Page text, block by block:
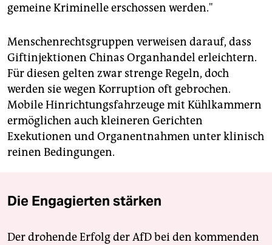
gemeine Kriminelle erschossen werden."
Menschenrechtsgruppen verweisen darauf, dass
Giftinjektionen Chinas Organhandel erleichtern.
Für diesen gelten zwar strenge Regeln, doch
werden sie wegen Korruption oft gebrochen.
Mobile Hinrichtungsfahrzeuge mit Kühlkammern
ermöglichen auch kleineren Gerichten
Exekutionen und Organentnahmen unter klinisch
reinen Bedingungen.
Die Engagierten stärken
Der drohende Erfolg der AfD bei den kommenden